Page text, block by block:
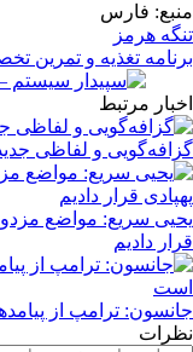
منبع: فارس
تنگه هرمز
برنامه تغذیه و تمرین
اخبار مرتبط
گزافه‌گویی و لفاظی
یحیی سریع: مواضع
قرار دادیم
جانسون: ترامپ از
نظرات